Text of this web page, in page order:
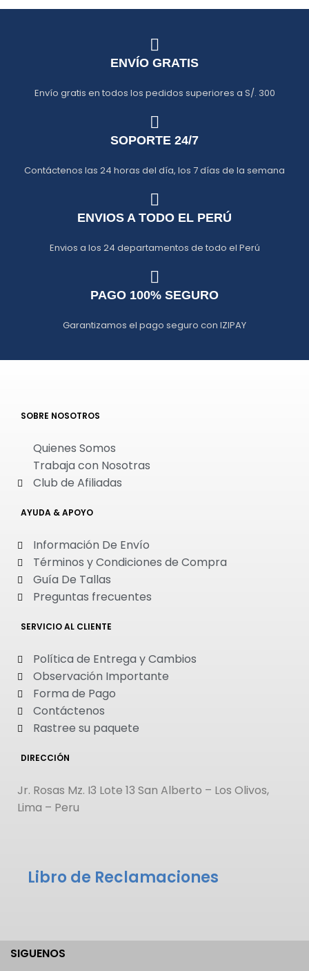
ENVÍO GRATIS
Envío gratis en todos los pedidos superiores a S/. 300
SOPORTE 24/7
Contáctenos las 24 horas del día, los 7 días de la semana
ENVIOS A TODO EL PERÚ
Envios a los 24 departamentos de todo el Perú
PAGO 100% SEGURO
Garantizamos el pago seguro con IZIPAY
SOBRE NOSOTROS
Quienes Somos
Trabaja con Nosotras
Club de Afiliadas
AYUDA & APOYO
Información De Envío
Términos y Condiciones de Compra
Guía De Tallas
Preguntas frecuentes
SERVICIO AL CLIENTE
Política de Entrega y Cambios
Observación Importante
Forma de Pago
Contáctenos
Rastree su paquete
DIRECCIÓN
Jr. Rosas Mz. I3 Lote 13 San Alberto – Los Olivos,
Lima – Peru
Libro de Reclamaciones
SIGUENOS